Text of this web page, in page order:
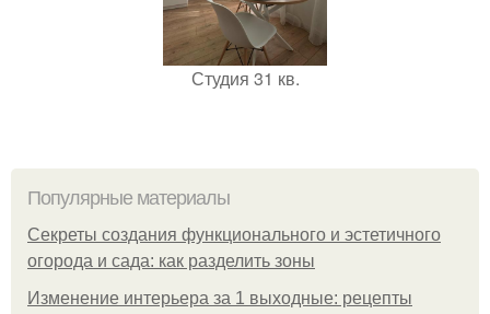
Студия 31 кв.
Популярные материалы
Секреты создания функционального и эстетичного
огорода и сада: как разделить зоны
Изменение интерьера за 1 выходные: рецепты